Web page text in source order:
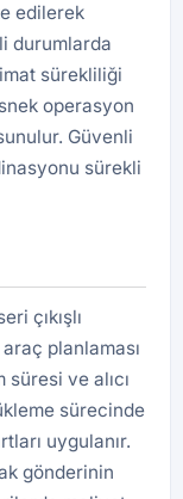
edilerek
durumlarda
sürekliliği
operasyon
Güvenli
sürekli
çıkışlı
planlaması
ve alıcı
sürecinde
uygulanır.
gönderinin